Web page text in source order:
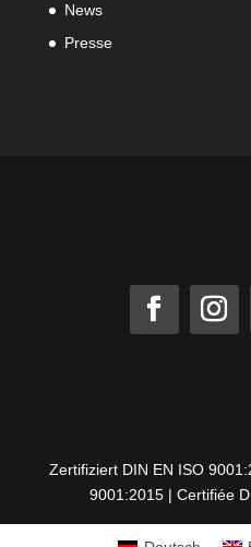
News
Presse
Zertifiziert DIN EN ISO
9001:2015 | Certifiée